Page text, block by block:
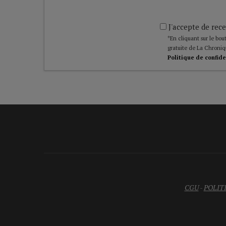
J'accepte de
*En cliquant sur le
gratuite de La
Politique de
CGU-